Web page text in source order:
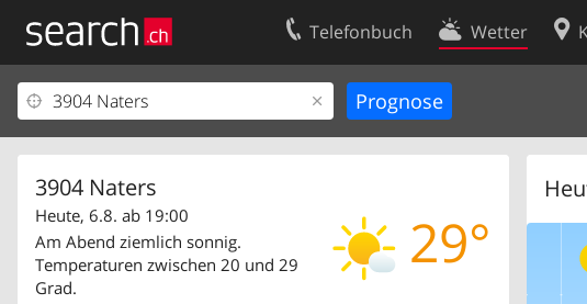
Telefonbuch Wetter
3904 Naters
29°
Heute, 6.8. ab 19:00
Am Abend ziemlich sonnig.
Temperaturen zwischen 20 und 29
Grad.
Ihr Eintrag
Kundencenter Geschäftskunden
Kontakt
Nutzungsbedingungen